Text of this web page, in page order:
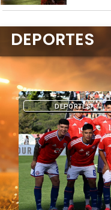
DEPORTES
DEPORTES